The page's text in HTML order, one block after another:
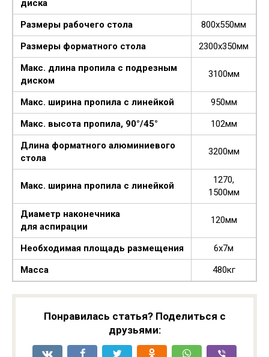
диска
Размеры рабочего стола
800х550мм
Размеры форматного стола
2300х350мм
Макс. длина пропила с подрезным
диском
3100мм
Макс. ширина пропила с линейкой
950мм
Макс. высота пропила, 90°/45°
102мм
Длина форматного алюминиевого
стола
3200мм
Макс. ширина пропила с линейкой
1270,
1500мм
Диаметр наконечника
для аспирации
120мм
Необходимая площадь размещения
6х7м
Масса
480кг
Понравилась статья? Поделиться с
друзьями: